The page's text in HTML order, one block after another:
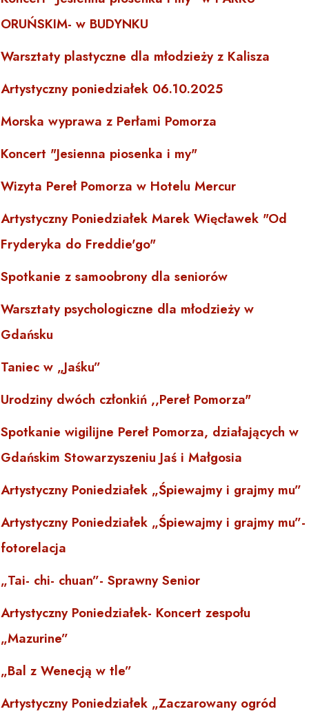
ORUŃSKIM- w BUDYNKU
Warsztaty plastyczne dla młodzieży z Kalisza
Artystyczny poniedziałek 06.10.2025
Morska wyprawa z Perłami Pomorza
Koncert "Jesienna piosenka i my"
Wizyta Pereł Pomorza w Hotelu Mercur
Artystyczny Poniedziałek Marek Więcławek "Od
Fryderyka do Freddie'go"
Spotkanie z samoobrony dla seniorów
Warsztaty psychologiczne dla młodzieży w
Gdańsku
Taniec w „Jaśku”
Urodziny dwóch członkiń ,,Pereł Pomorza"
Spotkanie wigilijne Pereł Pomorza, działających w
Gdańskim Stowarzyszeniu Jaś i Małgosia
Artystyczny Poniedziałek „Śpiewajmy i grajmy mu”
Artystyczny Poniedziałek „Śpiewajmy i grajmy mu”-
fotorelacja
„Tai- chi- chuan”- Sprawny Senior
Artystyczny Poniedziałek- Koncert zespołu
„Mazurine”
„Bal z Wenecją w tle”
Artystyczny Poniedziałek „Zaczarowany ogród